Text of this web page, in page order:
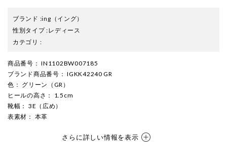
ブランド :ing （イング）
性別タイプ:レディース
カテゴリ :
商品番号 ： IN1102BW007185
ブランド商品番号 ： IGKK42240 GR
色 ： グリーン（GR）
ヒールの高さ ： 1.5cm
靴幅 ： 3E（広め）
表素材 ： 本革
さらに詳しい情報を表示